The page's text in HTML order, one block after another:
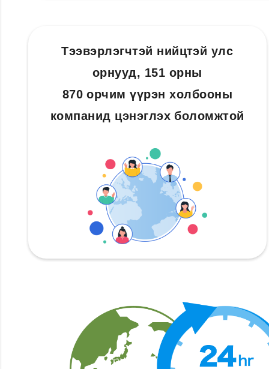
Тээвэрлэгчтэй нийцтэй улс
орнууд, 151 орны
870 орчим үүрэн холбооны
компанид цэнэглэх боломжтой